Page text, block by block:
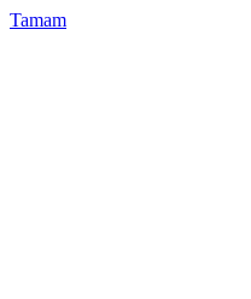
Tamam